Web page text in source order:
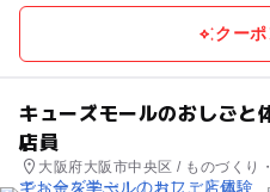
クー
キューズモールのおしごと
店員
大阪府大阪市中央区 / ものづくり